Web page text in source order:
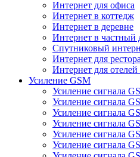
Интернет для офиса
Интернет в коттедж
Интернет в деревне
Интернет в частный
Спутниковый
Интернет для
Интернет для
Усиление GSM
Усиление сигнала
Усиление сигнала
Усиление сигнала
Усиление сигнала
Усиление сигнала
Усиление сигнала